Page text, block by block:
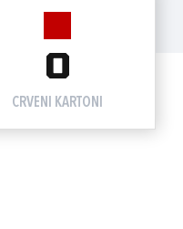
0
CRVENI KARTONI